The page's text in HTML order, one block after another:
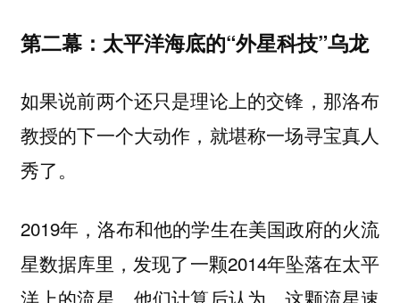
第二幕：太平洋海底的“外星科技”乌龙
如果说前两个还只是理论上的交锋，那洛布
教授的下一个大动作，就堪称一场寻宝真人
秀了。
2019年，洛布和他的学生在美国政府的火流
星数据库里，发现了一颗2014年坠落在太平